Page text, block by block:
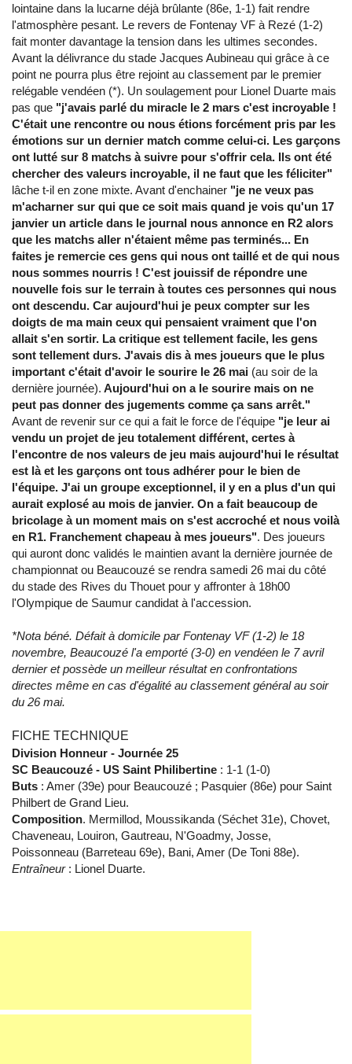
lointaine dans la lucarne déjà brûlante (86e, 1-1) fait rendre
l'atmosphère pesant. Le revers de Fontenay VF à Rezé (1-2)
fait monter davantage la tension dans les ultimes secondes.
Avant la délivrance du stade Jacques Aubineau qui grâce à ce
point ne pourra plus être rejoint au classement par le premier
relégable vendéen (*). Un soulagement pour Lionel Duarte mais
pas que "j'avais parlé du miracle le 2 mars c'est incroyable !
C'était une rencontre ou nous étions forcément pris par les
émotions sur un dernier match comme celui-ci. Les garçons
ont lutté sur 8 matchs à suivre pour s'offrir cela. Ils ont été
chercher des valeurs incroyable, il ne faut que les féliciter"
lâche t-il en zone mixte. Avant d'enchainer "je ne veux pas
m'acharner sur qui que ce soit mais quand je vois qu'un 17
janvier un article dans le journal nous annonce en R2 alors
que les matchs aller n'étaient même pas terminés... En
faites je remercie ces gens qui nous ont taillé et de qui nous
nous sommes nourris ! C'est jouissif de répondre une
nouvelle fois sur le terrain à toutes ces personnes qui nous
ont descendu. Car aujourd'hui je peux compter sur les
doigts de ma main ceux qui pensaient vraiment que l'on
allait s'en sortir. La critique est tellement facile, les gens
sont tellement durs. J'avais dis à mes joueurs que le plus
important c'était d'avoir le sourire le 26 mai (au soir de la
dernière journée). Aujourd'hui on a le sourire mais on ne
peut pas donner des jugements comme ça sans arrêt."
Avant de revenir sur ce qui a fait le force de l'équipe "je leur ai
vendu un projet de jeu totalement différent, certes à
l'encontre de nos valeurs de jeu mais aujourd'hui le résultat
est là et les garçons ont tous adhérer pour le bien de
l'équipe. J'ai un groupe exceptionnel, il y en a plus d'un qui
aurait explosé au mois de janvier. On a fait beaucoup de
bricolage à un moment mais on s'est accroché et nous voilà
en R1. Franchement chapeau à mes joueurs". Des joueurs
qui auront donc validés le maintien avant la dernière journée de
championnat ou Beaucouzé se rendra samedi 26 mai du côté
du stade des Rives du Thouet pour y affronter à 18h00
l'Olympique de Saumur candidat à l'accession.
*Nota béné. Défait à domicile par Fontenay VF (1-2) le 18
novembre, Beaucouzé l'a emporté (3-0) en vendéen le 7 avril
dernier et possède un meilleur résultat en confrontations
directes même en cas d'égalité au classement général au soir
du 26 mai.
FICHE TECHNIQUE
Division Honneur - Journée 25
SC Beaucouzé - US Saint Philibertine : 1-1 (1-0)
Buts : Amer (39e) pour Beaucouzé ; Pasquier (86e) pour Saint
Philbert de Grand Lieu.
Composition. Mermillod, Moussikanda (Séchet 31e), Chovet,
Chaveneau, Louiron, Gautreau, N'Goadmy, Josse,
Poissonneau (Barreteau 69e), Bani, Amer (De Toni 88e).
Entraîneur: Lionel Duarte.